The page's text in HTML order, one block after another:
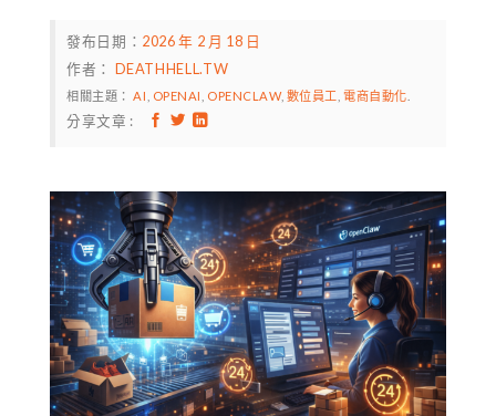
發布日期： 2026 年 2 月 18 日
作者： DEATHHELL.TW
相關主題：AI OPENAI OPENCLAW, 數位員工 ,電商自動化
分享文章 :